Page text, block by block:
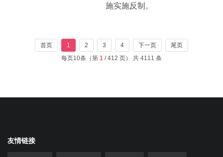
施实施反制。
首页 1 2 3 4 下一页
尾页
每页10条（第 1 / 412 页） 共 4111 条
友情链接